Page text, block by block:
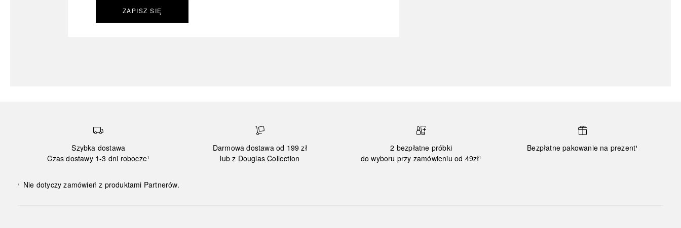
ZAPISZ SIĘ
Szybka dostawa
Czas dostawy 1-3 dni robocze¹
Darmowa dostawa od 199 zł
lub z Douglas Collection
2 bezpłatne próbki
do wyboru przy zamówieniu od 49zł¹
Bezpłatne pakowanie na prezent¹
¹ Nie dotyczy zamówień z produktami Partnerów.